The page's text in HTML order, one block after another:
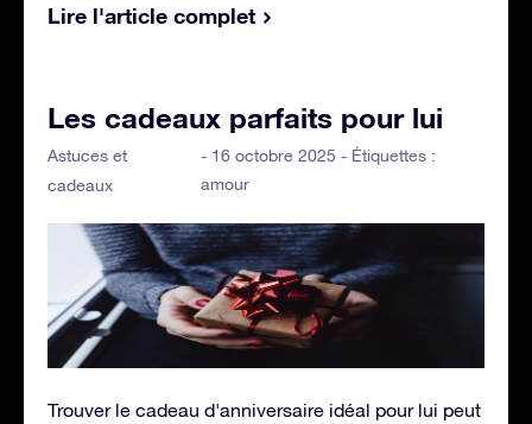
Lire l'article complet
Les cadeaux parfaits pour lui
Astuces et
cadeaux
- 16 octobre 2025 - Étiquettes :
amour
Trouver le cadeau d'anniversaire idéal pour lui peut